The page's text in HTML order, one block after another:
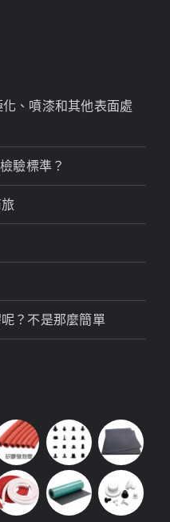
、噴漆和其他表面處
驗標準？
？不是那麼簡單